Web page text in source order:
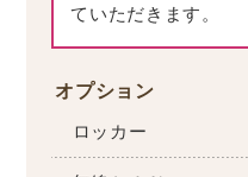
ていただきます。
オプション
ロッカー